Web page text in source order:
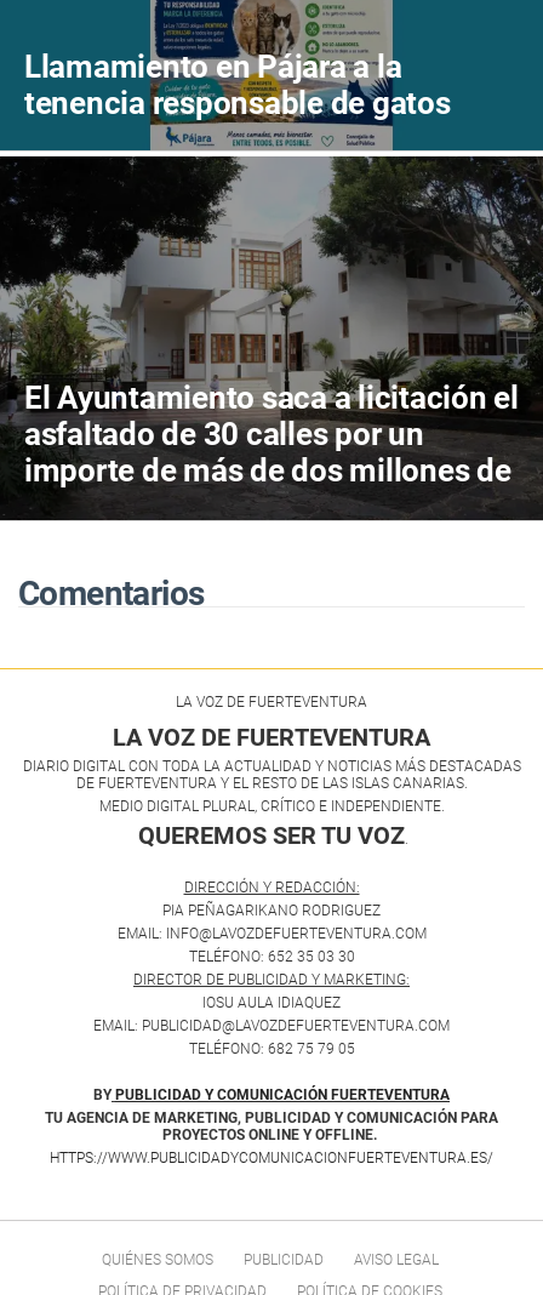
Llamamiento en Pájara a la
tenencia responsable de gatos
El Ayuntamiento saca a licitación el
asfaltado de 30 calles por un
importe de más de dos millones de
euros
Comentarios
LA VOZ DE FUERTEVENTURA
LA VOZ DE FUERTEVENTURA
DIARIO DIGITAL CON TODA LA ACTUALIDAD Y NOTICIAS MÁS DESTACADAS
DE FUERTEVENTURA Y EL RESTO DE LAS ISLAS CANARIAS.
MEDIO DIGITAL PLURAL, CRÍTICO E INDEPENDIENTE.
QUEREMOS SER TU VOZ.
DIRECCIÓN Y REDACCIÓN:
PIA PEÑAGARIKANO RODRIGUEZ
EMAIL: INFO@LAVOZDEFUERTEVENTURA.COM
TELÉFONO: 652 35 03 30
DIRECTOR DE PUBLICIDAD Y MARKETING:
IOSU AULA IDIAQUEZ
EMAIL: PUBLICIDAD@LAVOZDEFUERTEVENTURA.COM
TELÉFONO: 682 75 79 05
BY PUBLICIDAD Y COMUNICACIÓN FUERTEVENTURA
TU AGENCIA DE MARKETING, PUBLICIDAD Y COMUNICACIÓN PARA
PROYECTOS ONLINE Y OFFLINE.
HTTPS://WWW.PUBLICIDADYCOMUNICACIONFUERTEVENTURA.ES/
QUIÉNES SOMOS PUBLICIDAD
AVISO LEGAL